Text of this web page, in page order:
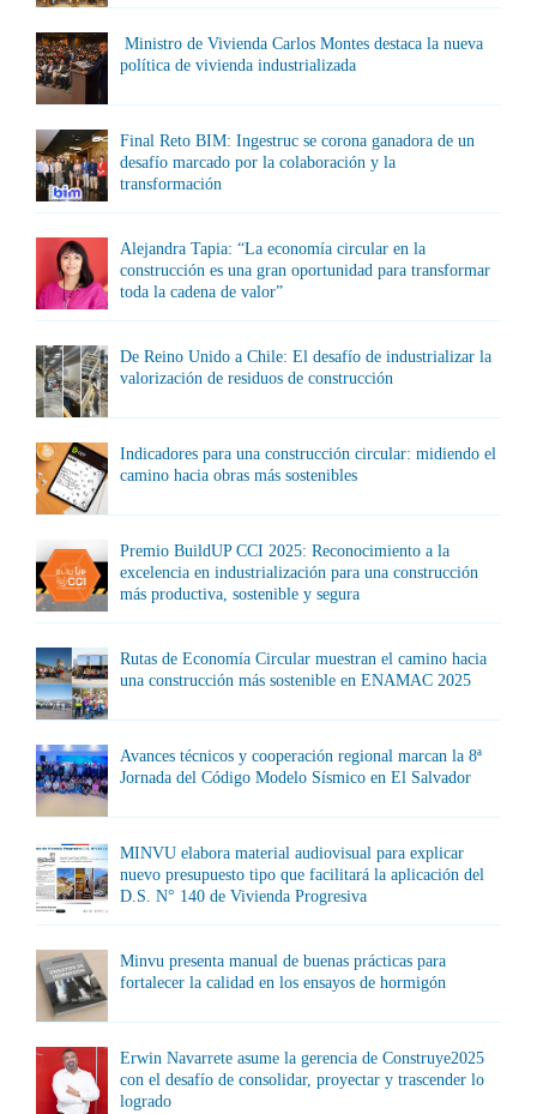
Ministro de Vivienda Carlos Montes destaca la nueva
política de vivienda industrializada
Final Reto BIM: Ingestruc se corona ganadora de un
desafío marcado por la colaboración y la
transformación
Alejandra Tapia: “La economía circular en la
construcción es una gran oportunidad para transformar
toda la cadena de valor”
De Reino Unido a Chile: El desafío de industrializar la
valorización de residuos de construcción
Indicadores para una construcción circular: midiendo el
camino hacia obras más sostenibles
Premio BuildUP CCI 2025: Reconocimiento a la
excelencia en industrialización para una construcción
más productiva, sostenible y segura
Rutas de Economía Circular muestran el camino hacia
una construcción más sostenible en ENAMAC 2025
Avances técnicos y cooperación regional marcan la 8ª
Jornada del Código Modelo Sísmico en El Salvador
MINVU elabora material audiovisual para explicar
nuevo presupuesto tipo que facilitará la aplicación del
D.S. N° 140 de Vivienda Progresiva
Minvu presenta manual de buenas prácticas para
fortalecer la calidad en los ensayos de hormigón
Erwin Navarrete asume la gerencia de Construye2025
con el desafío de consolidar, proyectar y trascender lo
logrado